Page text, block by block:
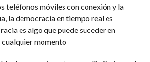
teléfonos móviles con conexión y la
la democracia en tiempo real es
es algo que puede suceder en
cualquier momento